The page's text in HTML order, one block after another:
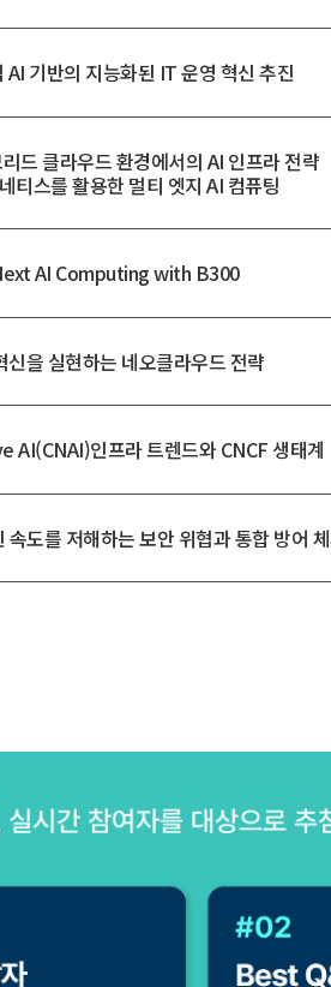
AI 기반의 지능화된 IT 운영 혁신 추진
드 클라우드 환경에서의 AI 인프라 전략
티스를 활용한 멀티 엣지 AI 컴퓨팅
AI Computing with B300
신을 실현하는 네오클라우드 전략
AI(CNAI)인프라 트렌드와 CNCF 생태계
도를 저해하는 보안 위협과 통합 방어